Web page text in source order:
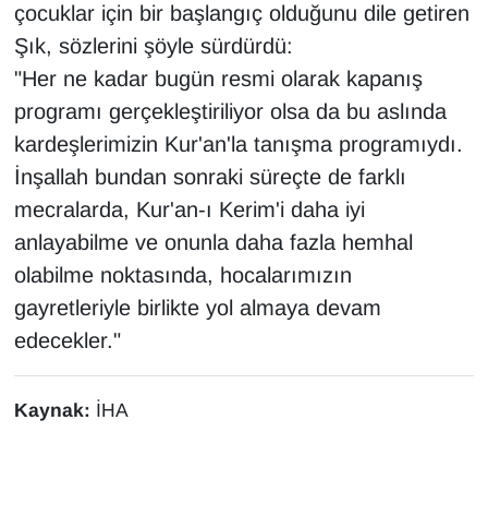
çocuklar için bir başlangıç olduğunu dile getiren
Şık, sözlerini şöyle sürdürdü:
"Her ne kadar bugün resmi olarak kapanış
programı gerçekleştiriliyor olsa da bu aslında
kardeşlerimizin Kur'an'la tanışma programıydı.
İnşallah bundan sonraki süreçte de farklı
mecralarda, Kur'an-ı Kerim'i daha iyi
anlayabilme ve onunla daha fazla hemhal
olabilme noktasında, hocalarımızın
gayretleriyle birlikte yol almaya devam
edecekler."
Kaynak: İHA